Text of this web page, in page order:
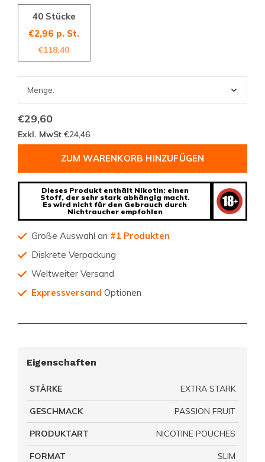
40 Stücke
€2,96 p. St.
€118,40
€29,60
Exkl. MwSt €24,46
ZUM WARENKORB HINZUFÜGEN
Dieses Produkt enthält Nikotin: einen
Stoff, der sehr stark abhängig macht.
Es wird nicht für den Gebrauch durch
Nichtraucher empfohlen
Große Auswahl an #1 Produkten
Diskrete Verpackung
Weltweiter Versand
Expressversand Optionen
Eigenschaften
STÄRKE EXTRA STARK
GESCHMACK PASSION FRUIT
PRODUKTART NICOTINE POUCHES
FORMAT SLIM